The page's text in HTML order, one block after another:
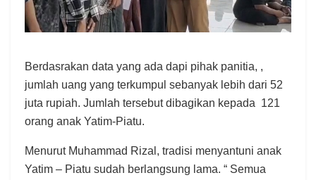
Berdasrakan data yang ada dapi pihak panitia, ,
jumlah uang yang terkumpul sebanyak lebih dari 52
juta rupiah. Jumlah tersebut dibagikan kepada 121
orang anak Yatim-Piatu.
Menurut Muhammad Rizal, tradisi menyantuni anak
Yatim – Piatu sudah berlangsung lama. “ Semua